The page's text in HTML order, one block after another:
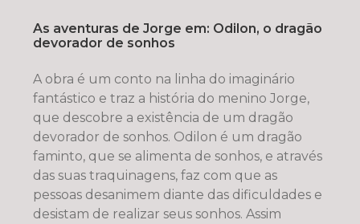
As aventuras de Jorge em: Odilon, o dragão
devorador de sonhos
A obra é um conto na linha do imaginário
fantástico e traz a história do menino Jorge,
que descobre a existência de um dragão
devorador de sonhos. Odilon é um dragão
faminto, que se alimenta de sonhos, e através
das suas traquinagens, faz com que as
pessoas desanimem diante das dificuldades e
desistam de realizar seus sonhos. Assim